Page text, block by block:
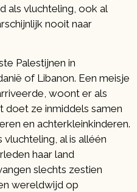
als vluchteling, ook al
nooit naar
Palestijnen in
of Libanon. Een meisje
woont er als
doet ze inmiddels samen
en achterkleinkinderen.
al is alléén
haar land
slechts zestien
wereldwijd op